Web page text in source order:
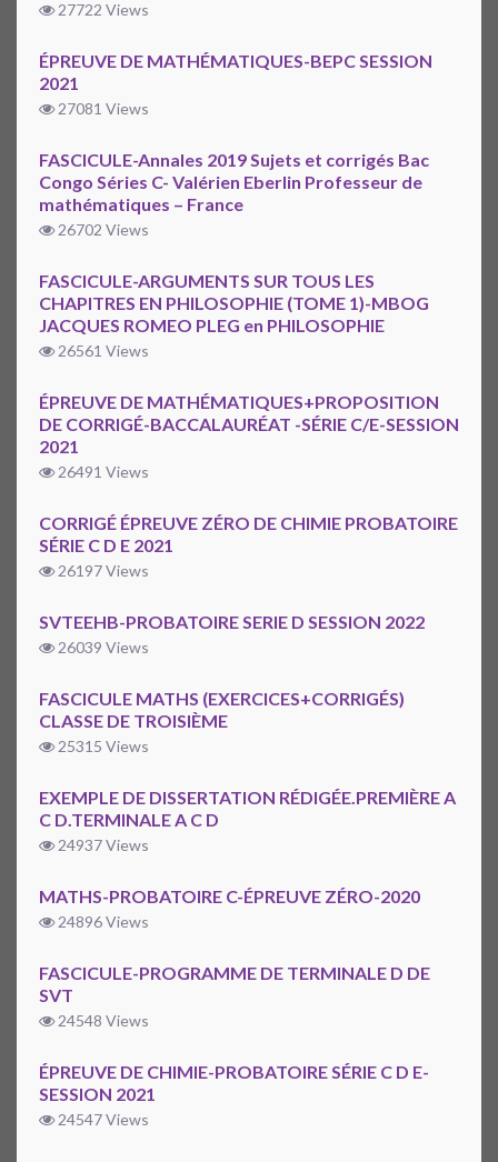
27722 Views
ÉPREUVE DE MATHÉMATIQUES-BEPC SESSION
2021
27081 Views
FASCICULE-Annales 2019 Sujets et corrigés Bac
Congo Séries C- Valérien Eberlin Professeur de
mathématiques – France
26702 Views
FASCICULE-ARGUMENTS SUR TOUS LES
CHAPITRES EN PHILOSOPHIE (TOME 1)-MBOG
JACQUES ROMEO PLEG en PHILOSOPHIE
26561 Views
ÉPREUVE DE MATHÉMATIQUES+PROPOSITION
DE CORRIGÉ-BACCALAURÉAT -SÉRIE C/E-SESSION
2021
26491 Views
CORRIGÉ ÉPREUVE ZÉRO DE CHIMIE PROBATOIRE
SÉRIE C D E 2021
26197 Views
SVTEEHB-PROBATOIRE SERIE D SESSION 2022
26039 Views
FASCICULE MATHS (EXERCICES+CORRIGÉS)
CLASSE DE TROISIÈME
25315 Views
EXEMPLE DE DISSERTATION RÉDIGÉE.PREMIÈRE A
C D.TERMINALE A C D
24937 Views
MATHS-PROBATOIRE C-ÉPREUVE ZÉRO-2020
24896 Views
FASCICULE-PROGRAMME DE TERMINALE D DE
SVT
24548 Views
ÉPREUVE DE CHIMIE-PROBATOIRE SÉRIE C D E-
SESSION 2021
24547 Views